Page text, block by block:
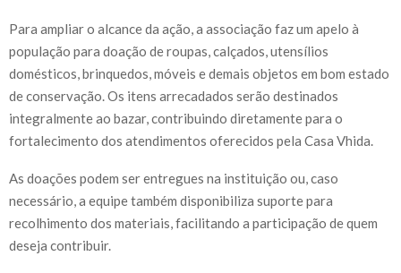
Para ampliar o alcance da ação, a associação faz um apelo à
população para doação de roupas, calçados, utensílios
domésticos, brinquedos, móveis e demais objetos em bom estado
de conservação. Os itens arrecadados serão destinados
integralmente ao bazar, contribuindo diretamente para o
fortalecimento dos atendimentos oferecidos pela Casa Vhida.
As doações podem ser entregues na instituição ou, caso
necessário, a equipe também disponibiliza suporte para
recolhimento dos materiais, facilitando a participação de quem
deseja contribuir.